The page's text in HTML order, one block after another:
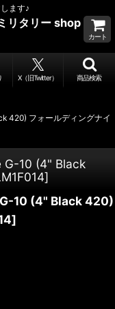
ます♪
リタリー shop
カート
X（旧Twitter） 商品検索
420) フォールディングナイ
G-10 (4" Black
]
G-10 (4" Black 420)
]